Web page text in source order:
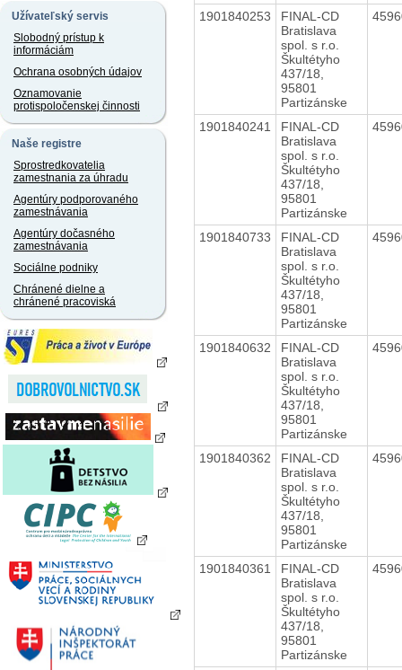
Užívateľský servis
Slobodný prístup k
informáciám
Ochrana osobných údajov
Oznamovanie
protispoločenskej činnosti
Naše registre
Sprostredkovatelia
zamestnania za úhradu
Agentúry podporovaného
zamestnávania
Agentúry dočasného
zamestnávania
Sociálne podniky
Chránené dielne a
chránené pracoviská
1901840253
FINAL-CD
Bratislava
spol. s r.o.
Škultétyho
437/18,
95801
Partizánske
1901840241
FINAL-CD
Bratislava
spol. s r.o.
Škultétyho
437/18,
95801
Partizánske
1901840733
FINAL-CD
Bratislava
spol. s r.o.
Škultétyho
437/18,
95801
Partizánske
1901840632
FINAL-CD
Bratislava
spol. s r.o.
Škultétyho
437/18,
95801
Partizánske
1901840362
FINAL-CD
Bratislava
spol. s r.o.
Škultétyho
437/18,
95801
Partizánske
1901840361
FINAL-CD
Bratislava
spol. s r.o.
Škultétyho
437/18,
95801
Partizánske